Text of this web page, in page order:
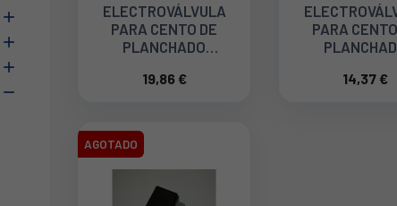




ELECTROVÁLVULA
PARA CENTO DE
PLANCHADO
00143087
19,86 €
PARA
10000581
14,37 €
AGOTADO